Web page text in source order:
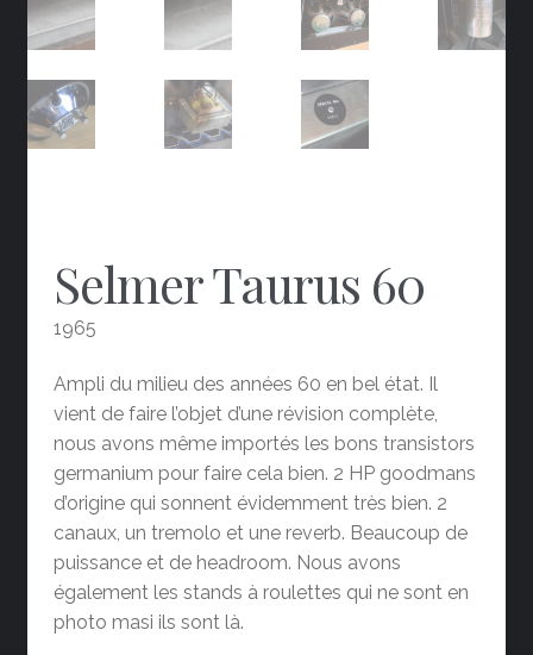
Selmer Taurus 60
1965
Ampli du milieu des années 60 en bel état. Il
vient de faire l’objet d’une révision complète,
nous avons même importés les bons transistors
germanium pour faire cela bien. 2 HP goodmans
d’origine qui sonnent évidemment très bien. 2
canaux, un tremolo et une reverb. Beaucoup de
puissance et de headroom. Nous avons
également les stands à roulettes qui ne sont en
photo masi ils sont là.